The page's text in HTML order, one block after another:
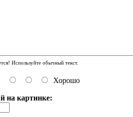
Используйте обычный текст.
Хорошо
на картинке: